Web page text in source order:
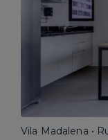
Vila Madalena •